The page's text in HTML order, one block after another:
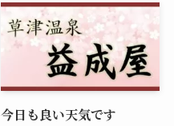
今日も良い天気です